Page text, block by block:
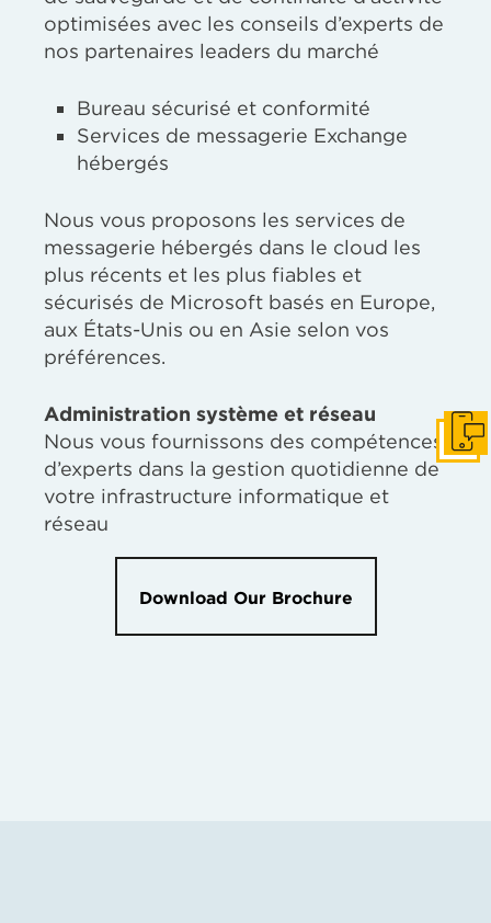
optimisées avec les conseils d’experts de
nos partenaires leaders du marché
Bureau sécurisé et conformité
Services de messagerie Exchange
hébergés
Nous vous proposons les services de
messagerie hébergés dans le cloud les
plus récents et les plus fiables et
sécurisés de Microsoft basés en Europe,
aux États-Unis ou en Asie selon vos
préférences.
Administration système et réseau
Nous vous fournissons des compétences
d’experts dans la gestion quotidienne de
votre infrastructure informatique et
réseau
Download Our Brochure
Get